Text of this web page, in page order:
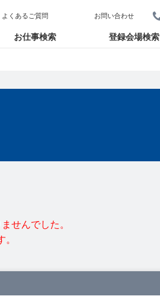
お仕事検索 登録会場検索
よくあるご質問 お問い合わせ
せんでした。